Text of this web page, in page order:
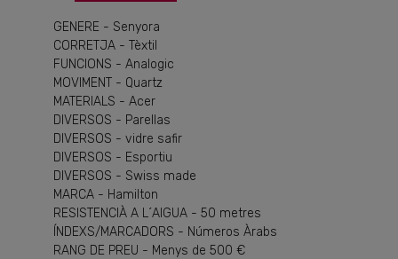
GENERE - Senyora
CORRETJA - Tèxtil
FUNCIONS - Analogic
MOVIMENT - Quartz
MATERIALS - Acer
DIVERSOS - Parellas
DIVERSOS - vidre safir
DIVERSOS - Esportiu
DIVERSOS - Swiss made
MARCA - Hamilton
RESISTENCIÀ A L´AIGUA - 50 metres
ÍNDEXS/MARCADORS - Números Àrabs
RANG DE PREU - Menys de 500 €